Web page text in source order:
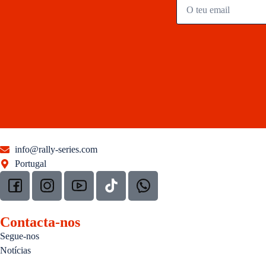
info@rally-series.com
Portugal
Contacta-nos
Segue-nos
Notícias